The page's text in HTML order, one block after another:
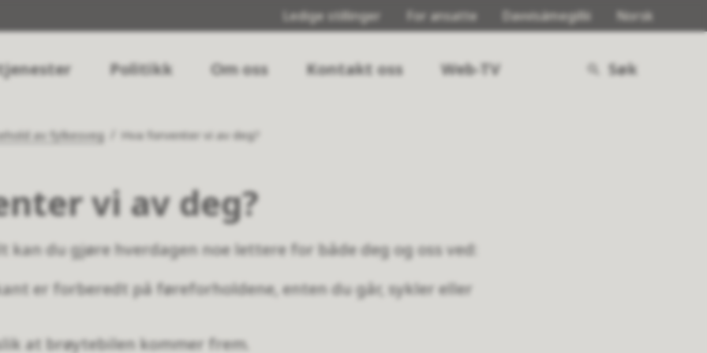
Ledige stillinger For ansatte Davvisámegillii Norsk
Politikk Om oss Kontakt oss Web-TV Søk
av fylkesveg Hva forventer vi av deg?
vi av deg?
kan du gjøre hverdagen noe lettere for både deg og oss ved:
er forberedt på føreforholdene, enten du går, sykler eller
at brøytebilen kommer frem.